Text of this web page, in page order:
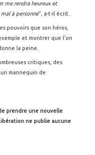
me rendra heureux et
à personne", a-t-il écrit.
pouvoirs que son héros,
et montrer que l'on
la peine.
critiques, des
mannequin de
prendre une nouvelle
ne publie aucune